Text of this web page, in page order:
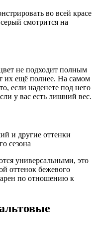
во всей красе
смотрится на
не подходит полным
их ещё полнее. На самом
если наденете под него
у вас есть лишний вес.
и другие оттенки
сезона
универсальными, это
оттенок бежевого
по отношению к